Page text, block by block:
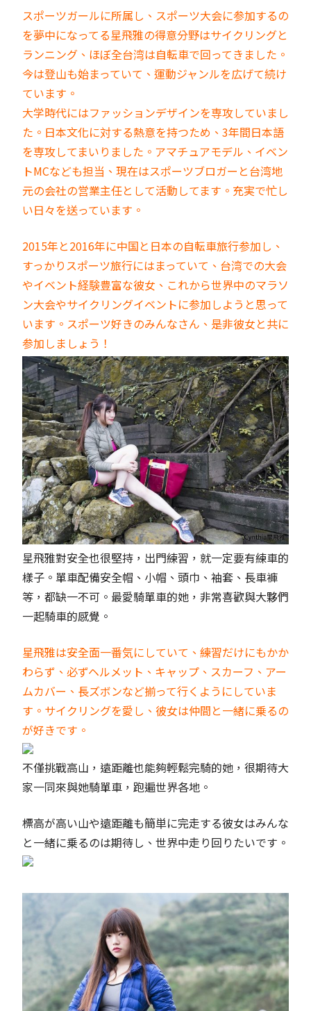
スポーツガールに所属し、スポーツ大会に参加するの
を夢中になってる星飛雅の得意分野はサイクリングと
ランニング、ほぼ全台湾は自転車で回ってきました。
今は登山も始まっていて、運動ジャンルを広げて続け
ています。
大学時代にはファッションデザインを専攻していまし
た。日本文化に対する熱意を持つため、3年間日本語
を専攻してまいりました。アマチュアモデル、イベン
トMCなども担当、現在はスポーツブロガーと台湾地
元の会社の営業主任として活動してます。充実で忙し
い日々を送っています。
2015年と2016年に中国と日本の自転車旅行参加し、
すっかりスポーツ旅行にはまっていて、台湾での大会
やイベント経験豊富な彼女、これから世界中のマラソ
ン大会やサイクリングイベントに参加しようと思って
います。スポーツ好きのみんなさん、是非彼女と共に
参加しましょう！
星飛雅對安全也很堅持，出門練習，就一定要有練車的
樣子。單車配備安全帽、小帽、頭巾、袖套、長車褲
等，都缺一不可。最愛騎單車的她，非常喜歡與大夥們
一起騎車的感覺。
星飛雅は安全面一番気にしていて、練習だけにもかか
わらず、必ずヘルメット、キャップ、スカーフ、アー
ムカバー、長ズボンなど揃って行くようにしていま
す。サイクリングを愛し、彼女は仲間と一緒に乗るの
が好きです。
不僅挑戰高山，遠距離也能夠輕鬆完騎的她，很期待大
家一同來與她騎單車，跑遍世界各地。
標高が高い山や遠距離も簡単に完走する彼女はみんな
と一緒に乗るのは期待し、世界中走り回りたいです。